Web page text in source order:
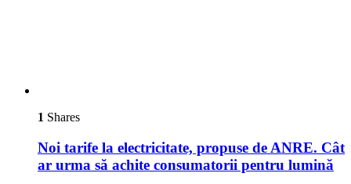
1 Shares
Noi tarife la electricitate, propuse de ANRE. Cât
ar urma să achite consumatorii pentru lumină